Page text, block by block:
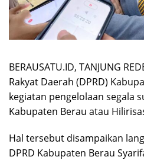
BERAUSATU.ID, TANJUNG
Rakyat Daerah (DPRD)
kegiatan pengelolaan segala
Kabupaten Berau atau
Hal tersebut disampaikan
DPRD Kabupaten Berau